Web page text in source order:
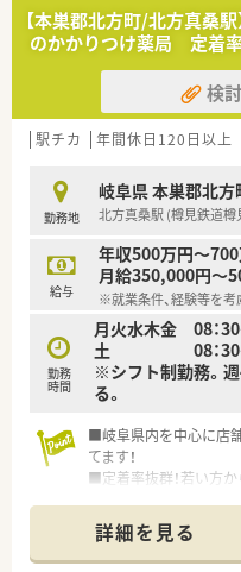
【本巣郡北方町/北方真桑
のかかりつけ薬局 定着
検
駅チカ 年間休日120日以上
勤務地
岐阜県 本巣郡北方
北方真桑駅 (樽見鉄道樽
給与
年収500万円～
月給350,000円～
※就業条件、経験等を考
勤務
時間
月火水木金 08：30
土 08：30～12
※シフト制勤務。
る。
■岐阜県内を中心に店
てます！
■定着率抜群！若い方
■やりたいことを応援
アットホームな環境です！
詳細を見る